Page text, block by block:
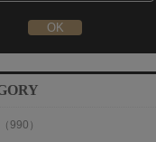
990）